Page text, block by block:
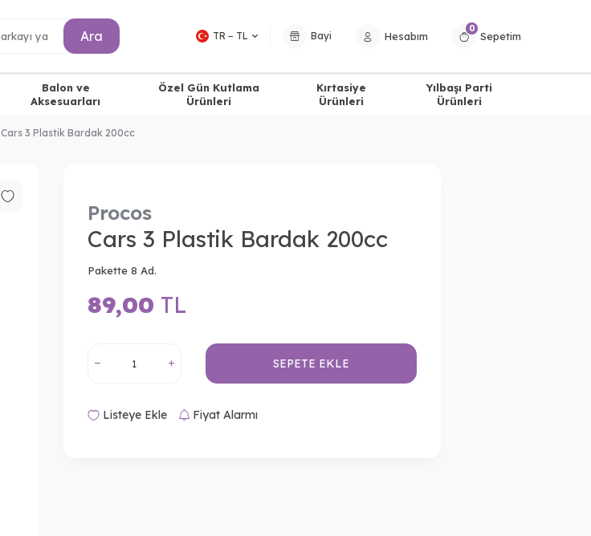
Ara TR − TL Bayi Hesabım
0
Sepetim
Balon ve
Aksesuarları
Özel Gün Kutlama
Ürünleri
Kırtasiye
Ürünleri
Yılbaşı Parti
Ürünleri
Cars 3 Plastik Bardak 200cc
Procos
Cars 3 Plastik Bardak 200cc
Pakette 8 Ad.
89,00 TL
SEPETE EKLE
Listeye Ekle Fiyat Alarmı